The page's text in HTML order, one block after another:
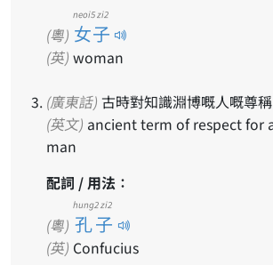
(粵) 女子
neoi5 zi2
(英) woman
(廣東話) 古時對知識淵博嘅人嘅尊稱
(英文)
man
配詞 / 用法：
(粵) 孔子
hung2 zi2
(英) Confucius